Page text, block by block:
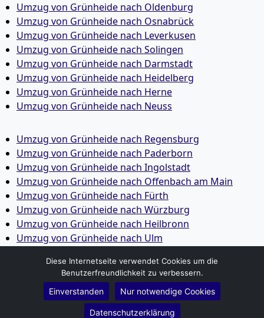
Umzug von Grünheide nach Oldenburg
Umzug von Grünheide nach Osnabrück
Umzug von Grünheide nach Leverkusen
Umzug von Grünheide nach Solingen
Umzug von Grünheide nach Darmstadt
Umzug von Grünheide nach Heidelberg
Umzug von Grünheide nach Herne
Umzug von Grünheide nach Neuss
Umzug von Grünheide nach Regensburg
Umzug von Grünheide nach Paderborn
Umzug von Grünheide nach Ingolstadt
Umzug von Grünheide nach Offenbach am Main
Umzug von Grünheide nach Fürth
Umzug von Grünheide nach Würzburg
Umzug von Grünheide nach Heilbronn
Umzug von Grünheide nach Ulm
Umzug von Grünheide nach Wolfsburg
Umzug von Grünheide nach Bottrop
Umzug von Grünheide nach Göttingen
Umzug von Grünheide nach Reutlingen
Diese Internetseite verwendet Cookies um die
Benutzerfreundlichkeit zu verbessern.
Einverstanden Nur notwendige Cookies
Datenschutzerklärung